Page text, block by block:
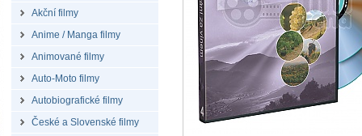
Akční filmy
Anime / Manga filmy
Animované filmy
Auto-Moto filmy
Autobiografické filmy
České a Slovenské filmy